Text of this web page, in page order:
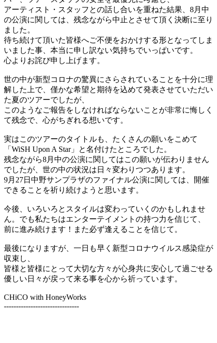
アーティスト・スタッフとの話し合いを重ねた結果、8月中
の公演に関しては、残念ながら中止とさせて頂く決断に至り
ました。
待ち続けて頂いた皆様へご不便をおかけする形となってしま
いました事、本当に申し訳ない気持ちでいっぱいです。
心よりお詫び申し上げます。
世の中が新型コロナの驚異にさらされていることを十分に理
解した上で、僅かな希望と期待を込めて発表させていただい
た夏のツアーでしたが、
このようなご報告をしなければならないことが非常に悔しく
て残念で、心がちぎれる想いです。
実はこのツアーのタイトルも、たくさんの願いをこめて
「WiSH Upon A Star」と名付けたところでした。
残念ながら8月中の公演に関してはこの願いが伝わりません
でしたが、世の中の状況は日々変わりつつあります。
9月27日中野サンプラザのファイナル公演に関しては、開催
できることを祈り続けようと思います。
今後、いろいろとスタイルは変わっていくのかもしれませ
ん。でも私たちはエンターテイメントの持つ力を信じて、
前に進み続けます！また必ず逢えることを信じて。
最後になりますが、一日も早く新型コロナウイルス感染症が
収束し、
皆様と皆様にとって大切な方々が心身共に安心して過ごせる
優しい日々が戻って来る事を心から祈っています。
CHiCO with HoneyWorks
-------------------------------